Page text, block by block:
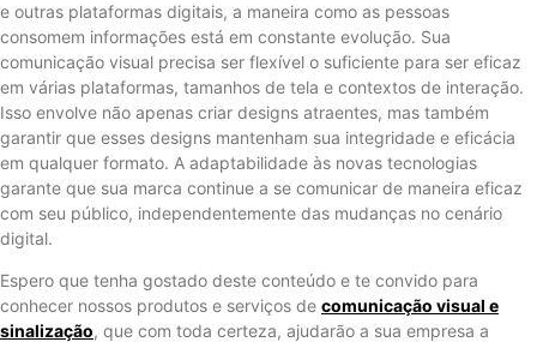
e outras plataformas digitais, a maneira como as pessoas
consomem informações está em constante evolução. Sua
comunicação visual precisa ser flexível o suficiente para ser eficaz
em várias plataformas, tamanhos de tela e contextos de interação.
Isso envolve não apenas criar designs atraentes, mas também
garantir que esses designs mantenham sua integridade e eficácia
em qualquer formato. A adaptabilidade às novas tecnologias
garante que sua marca continue a se comunicar de maneira eficaz
com seu público, independentemente das mudanças no cenário
digital.
Espero que tenha gostado deste conteúdo e te convido para
conhecer nossos produtos e serviços de comunicação visual e
sinalização, que com toda certeza, ajudarão a sua empresa a